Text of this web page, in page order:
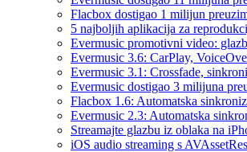
Flacbox dostigao 1 milijun
5 najboljih aplikacija za
Evermusic promotivni video:
Evermusic 3.6: CarPlay,
Evermusic 3.1: Crossfade,
Evermusic dostigao 3 milijuna
Flacbox 1.6: Automatska
Evermusic 2.3: Automatska
Streamajte glazbu iz oblaka na
iOS audio streaming s